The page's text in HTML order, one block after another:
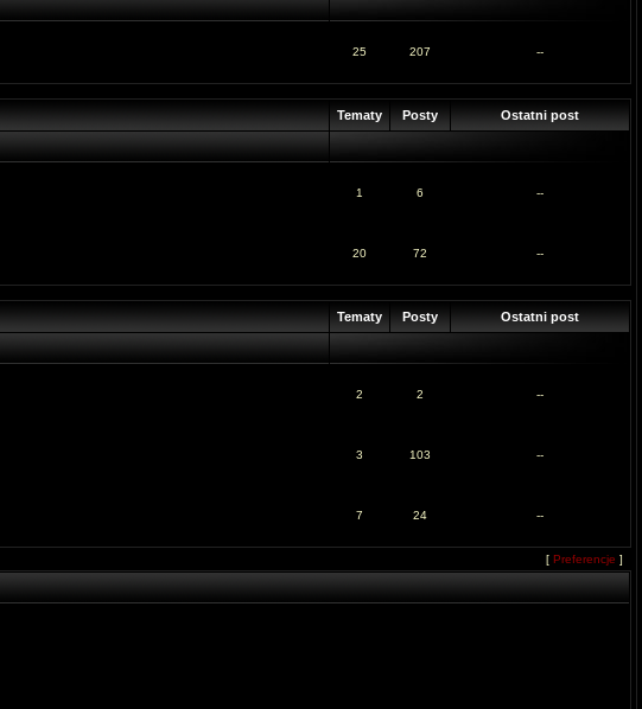
25 207 --
Tematy Posty Ostatni post
1 6 --
20 72 --
Tematy Posty Ostatni post
2 2 --
3 103 --
7 24 --
[ Preferencje ]